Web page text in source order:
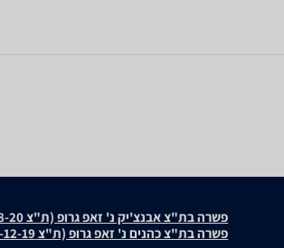
פשרה בת"צ אבנצ'יק נ' זאפ גרופ (ת"צ 23008-08-20)
פשרה בת"צ כהנים נ' זאפ גרופ (ת"צ 60371-12-19)